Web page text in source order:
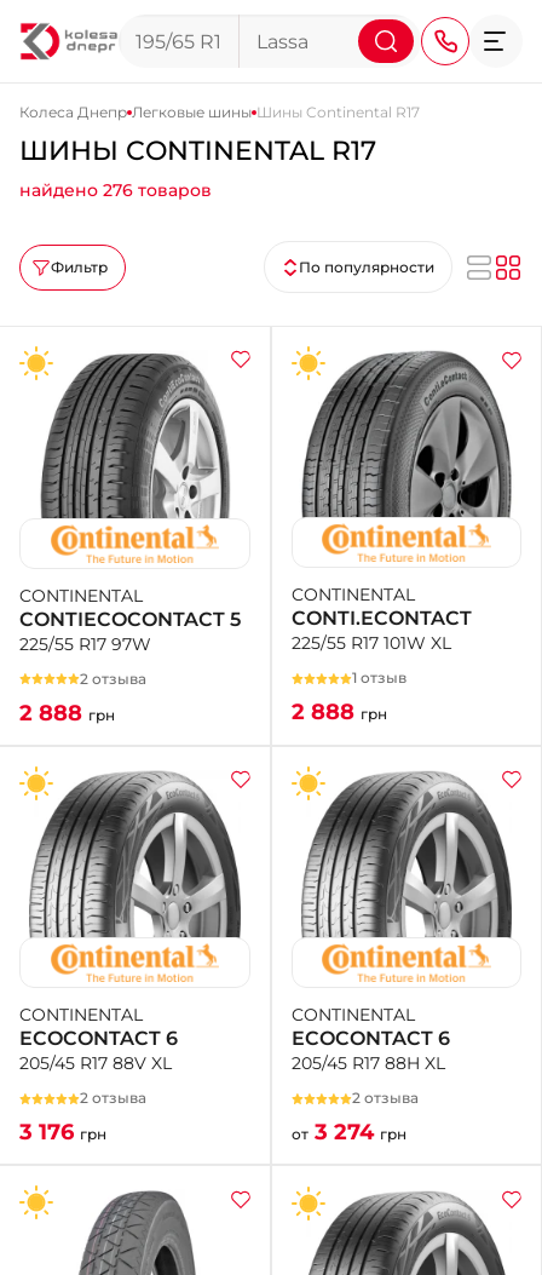
+38 (095) 276-44-44
+38 (067) 911-14-14
- на Щепкина
+38 (098) 911-911-0
- на Тополе
+38 (098) 911-911-4
- на Калиновой
+38 (077) 7-184-184
- Донецкое шоссе
+38 (050)-911-911-2
- Щепкина
+38 (099)-643-33-77
- Тополь
+38 (068)-923-74-19
- Калиновая
Колеса Днепр Легковые шины Шины Continental R17
ШИНЫ CONTINENTAL R17
найдено 276 товаров
Фильтр По популярности
CONTINENTAL
CONTIECOCONTACT 5
225/55 R17 97W
2 отзыва
2 888 грн
CONTINENTAL
CONTI.ECONTACT
225/55 R17 101W XL
1 отзыв
2 888 грн
CONTINENTAL
ECOCONTACT 6
205/45 R17 88V XL
2 отзыва
3 176 грн
CONTINENTAL
ECOCONTACT 6
205/45 R17 88H XL
2 отзыва
от 3 274 грн